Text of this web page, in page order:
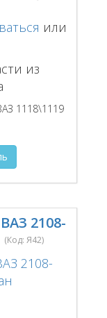
или
из
1118\1119
2108-
(Код: Я42)